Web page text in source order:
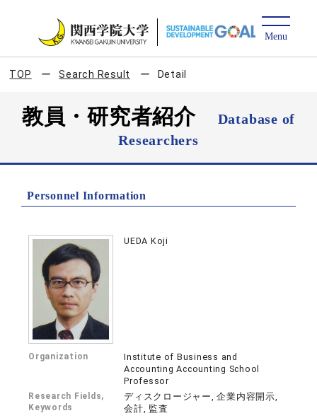
TOP Search Result Detail
教員・研究者紹介
Database of
Researchers
Personnel Information
UEDA Koji
Organization
Institute of Business and
Accounting Accounting School
Professor
Research Fields,
Keywords
ディスクロージャー, 企業内容開示,
会計, 監査